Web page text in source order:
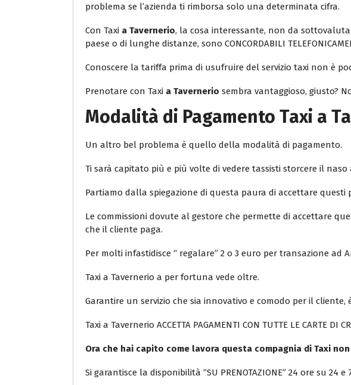
problema se l’azienda ti rimborsa solo una determinata cifra.
Con Taxi a Tavernerio, la cosa interessante, non da
paese o di lunghe distanze, sono CONCORDABILI
Conoscere la tariffa prima di usufruire del servizio taxi non è
Prenotare con Taxi a Tavernerio sembra vantaggioso, giusto?
Modalità di Pagamento Taxi a
Un altro bel problema è quello della modalità di pagamento.
Ti sarà capitato più e più volte di vedere tassisti storcere il naso
Partiamo dalla spiegazione di questa paura di accettare questi
Le commissioni dovute al gestore che permette di accettare
che il cliente paga.
Per molti infastidisce “ regalare” 2 o 3 euro per transazione ad
Taxi a Tavernerio a per fortuna vede oltre.
Garantire un servizio che sia innovativo e comodo per il cliente,
Taxi a Tavernerio ACCETTA PAGAMENTI CON TUTTE LE CARTE DI
Ora che hai capito come lavora questa compagnia di Taxi
Si garantisce la disponibilità “SU PRENOTAZIONE” 24 ore su 24